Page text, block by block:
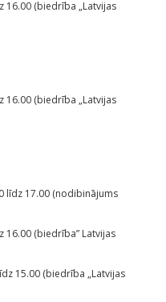
16.00 (biedrība „Latvijas
16.00 (biedrība „Latvijas
līdz 17.00 (nodibinājums
16.00 (biedrība” Latvijas
15.00 (biedrība „Latvijas